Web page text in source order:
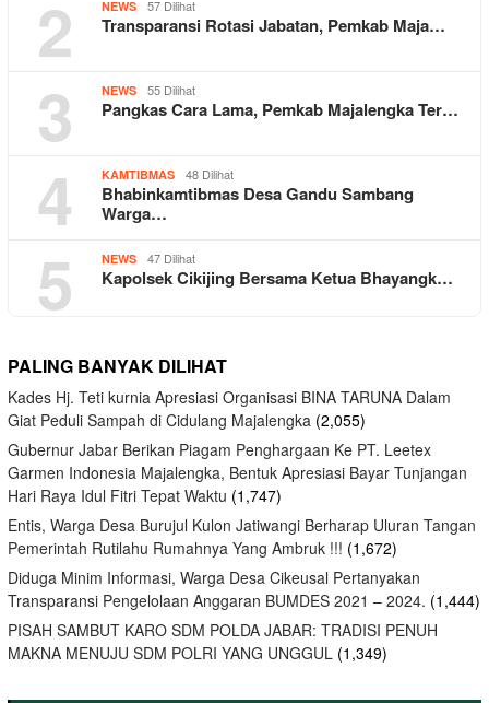
2 NEWS 57 Dilihat
Transparansi Rotasi Jabatan, Pemkab Maja…
3 NEWS 55 Dilihat
Pangkas Cara Lama, Pemkab Majalengka Ter…
4 KAMTIBMAS 48 Dilihat
Bhabinkamtibmas Desa Gandu Sambang
Warga…
5 NEWS 47 Dilihat
Kapolsek Cikijing Bersama Ketua Bhayangk…
PALING BANYAK DILIHAT
Kades Hj. Teti kurnia Apresiasi Organisasi BINA TARUNA Dalam
Giat Peduli Sampah di Cidulang Majalengka (2,055)
Gubernur Jabar Berikan Piagam Penghargaan Ke PT. Leetex
Garmen Indonesia Majalengka, Bentuk Apresiasi Bayar Tunjangan
Hari Raya Idul Fitri Tepat Waktu (1,747)
Entis, Warga Desa Burujul Kulon Jatiwangi Berharap Uluran Tangan
Pemerintah Rutilahu Rumahnya Yang Ambruk !!! (1,672)
Diduga Minim Informasi, Warga Desa Cikeusal Pertanyakan
Transparansi Pengelolaan Anggaran BUMDES 2021 – 2024. (1,444)
PISAH SAMBUT KARO SDM POLDA JABAR: TRADISI PENUH
MAKNA MENUJU SDM POLRI YANG UNGGUL (1,349)